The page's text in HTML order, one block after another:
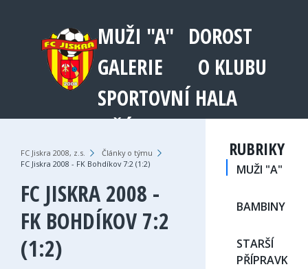
MUŽI "A" DOROST
GALERIE
O KLUBU
SPORTOVNÍ HALA
FC Jiskra 2008, z.s. › Články o týmu ›
FC Jiskra 2008 - FK Bohdíkov 7:2 (1:2)
FC JISKRA 2008 -
FK BOHDÍKOV 7:2
(1:2)
RUBRIKY
MUŽI "A"
BAMBINY
STARŠÍ
PŘÍPRAVKA